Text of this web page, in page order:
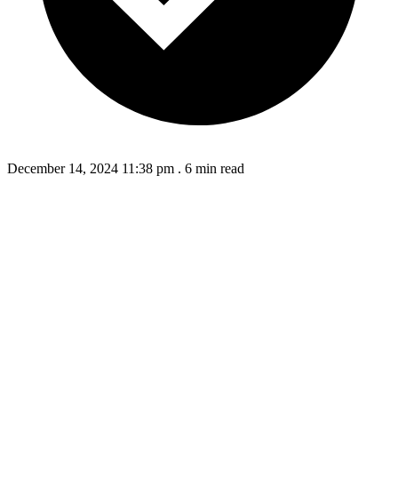
December 14, 2024 11:38 pm . 6 min read